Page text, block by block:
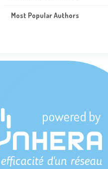
Most Popular Authors